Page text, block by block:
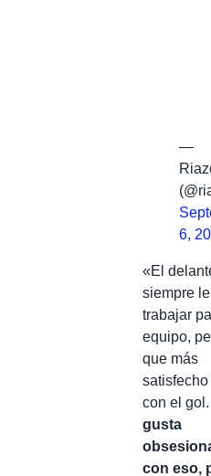
—
6,
«El
siempre
trabajar
equipo,
que más
con el gol.
gusta
con eso,